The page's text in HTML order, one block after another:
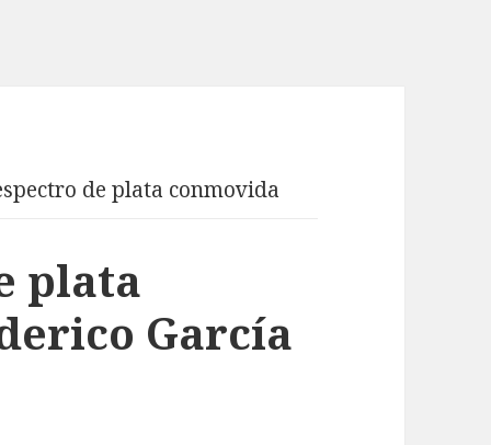
de plata conmovida
plata
García